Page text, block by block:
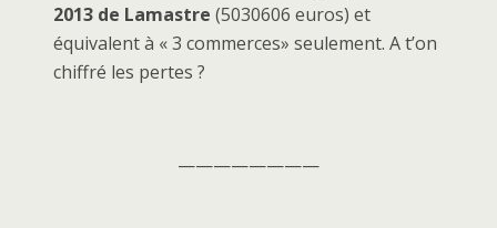
2013 de Lamastre (5030606 euros) et
équivalent à « 3 commerces» seulement. A t’on
chiffré les pertes ?
————————